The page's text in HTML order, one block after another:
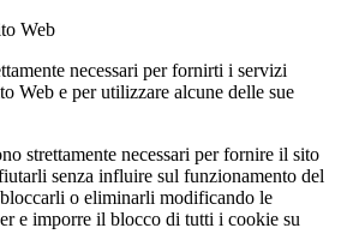
Web
necessari per fornirti i servizi
Web e per utilizzare alcune delle sue
strettamente necessari per fornire il sito
senza influire sul funzionamento del
o eliminarli modificando le
e imporre il blocco di tutti i cookie su